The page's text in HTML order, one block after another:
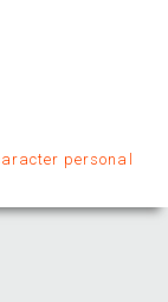
personal